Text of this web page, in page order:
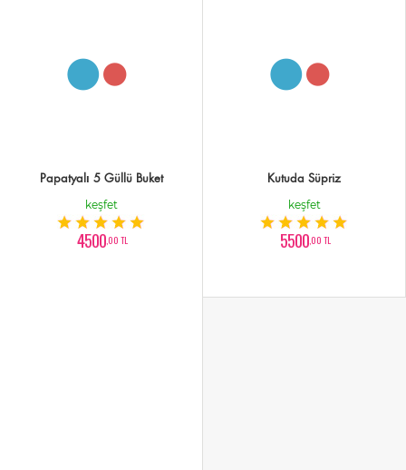
Papatyalı 5 Güllü Buket
keşfet
4500,00 TL
Kutuda Süpriz
keşfet
5500,00 TL